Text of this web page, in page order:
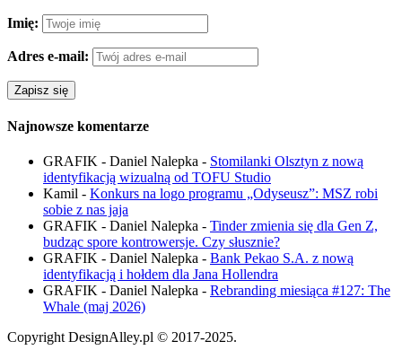
Imię:
Adres e-mail:
Najnowsze komentarze
GRAFIK - Daniel Nalepka - Stomilanki Olsztyn z nową
identyfikacją wizualną od TOFU Studio
Kamil - Konkurs na logo programu „Odyseusz”: MSZ robi
sobie z nas jaja
GRAFIK - Daniel Nalepka - Tinder zmienia się dla Gen Z,
budząc spore kontrowersje. Czy słusznie?
GRAFIK - Daniel Nalepka - Bank Pekao S.A. z nową
identyfikacją i hołdem dla Jana Hollendra
GRAFIK - Daniel Nalepka - Rebranding miesiąca #127: The
Whale (maj 2026)
Copyright DesignAlley.pl © 2017-2025.